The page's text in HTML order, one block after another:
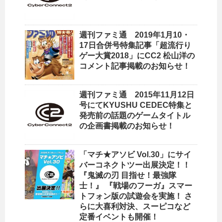
週刊ファミ通 2019年1月10・
17日合併号特集記事「超流行り
ゲー大賞2018」にCC2 松山洋の
コメント記事掲載のお知らせ！
週刊ファミ通 2015年11月12日
号にてKYUSHU CEDEC特集と
発売前の話題のゲームタイトル
の企画書掲載のお知らせ！
「マチ★アソビ Vol.30」にサイ
バーコネクトツー出展決定！！
『鬼滅の刃 目指せ！最強隊
士！』 『戦場のフーガ』スマー
トフォン版の試遊会を実施！ さ
らに大喜利対決、スーピコなど
定番イベントも開催！